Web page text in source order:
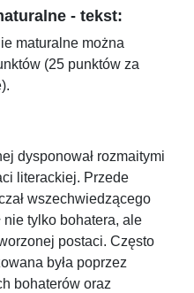
- tekst:
maturalne można
(25 punktów za
dysponował rozmaitymi
literackiej. Przede
wszechwiedzącego
nie tylko bohatera, ale
postaci. Często
była poprzez
bohaterów oraz